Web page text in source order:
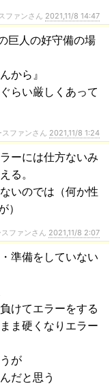
ファンさん 2021,11/8 14:47
巨人の好守備の場
から』
らい厳しくあって
ファンさん 2021,11/8 1:24
ーには仕方ないみ
る。
いのでは（何か性
）
ファンさん 2021,11/8 2:07
準備をしていない
けてエラーをする
ま硬くなりエラー
が
だと思う